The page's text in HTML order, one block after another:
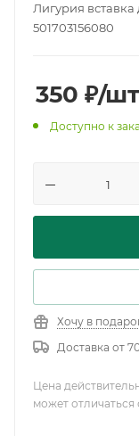
Лигурия
501703156080
350 ₽/шт
Доступно к
Хочу в
Доставка от
Цена
может отличаться